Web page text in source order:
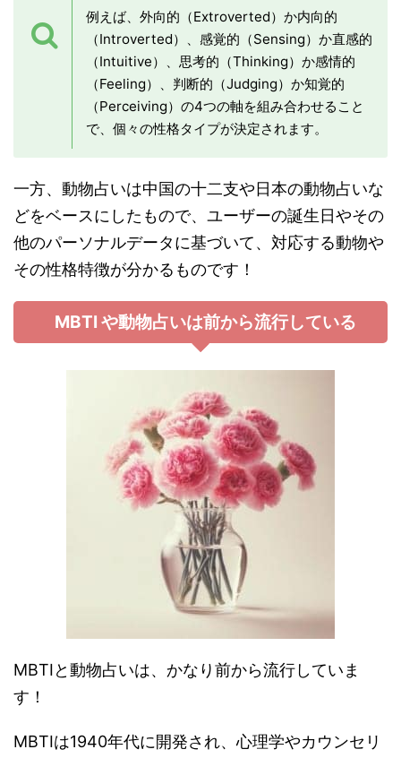
例えば、外向的（Extroverted）か内向的
（Introverted）、感覚的（Sensing）か直感的
（Intuitive）、思考的（Thinking）か感情的
（Feeling）、判断的（Judging）か知覚的
（Perceiving）の4つの軸を組み合わせること
で、個々の性格タイプが決定されます。
一方、動物占いは中国の十二支や日本の動物占いな
どをベースにしたもので、ユーザーの誕生日やその
他のパーソナルデータに基づいて、対応する動物や
その性格特徴が分かるものです！
MBTI や動物占いは前から流行している
MBTIと動物占いは、かなり前から流行していま
す！
MBTIは1940年代に開発され、心理学やカウンセリ